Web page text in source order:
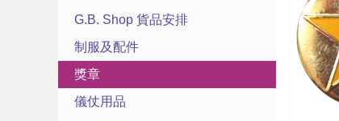
G.B. Shop 貨品安排
制服及配件
獎章
儀仗用品